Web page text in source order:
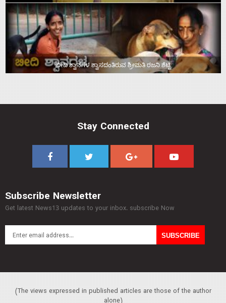
ಬೀದಿ ಶ್ವಾನಗಳ ಶ್ವಾಸದಂತಿರುವ ಶ್ರೀಮತಿ ರಜನಿ ಶೆಟ್ಟಿ
Stay Connected
Subscribe Newsletter
Get latest News13 updates to your inbox. subscribe Now
(The views expressed in published articles are those of the author